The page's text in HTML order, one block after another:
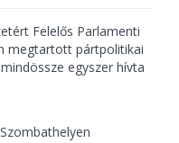
Felelős Parlamenti
megtartott pártpolitikai
egyszer hívta